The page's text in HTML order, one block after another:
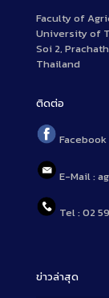
Faculty of
University of
Soi 2,
Thailand
ติดต่อ
Facebook
E-Mail :
Tel : 02
ข่าวล่าสุด